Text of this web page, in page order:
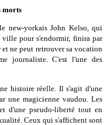
morts
new-yorkais John Kelso, qui
ville pour s'endormir, finira par
et ne peut retrouver sa vocation
journaliste. C'est l'une des
histoire réelle. Il s'agit d'une
une magicienne vaudou. Les
d'une pseudo-liberté tout en
Ceux qui s'affichent sont